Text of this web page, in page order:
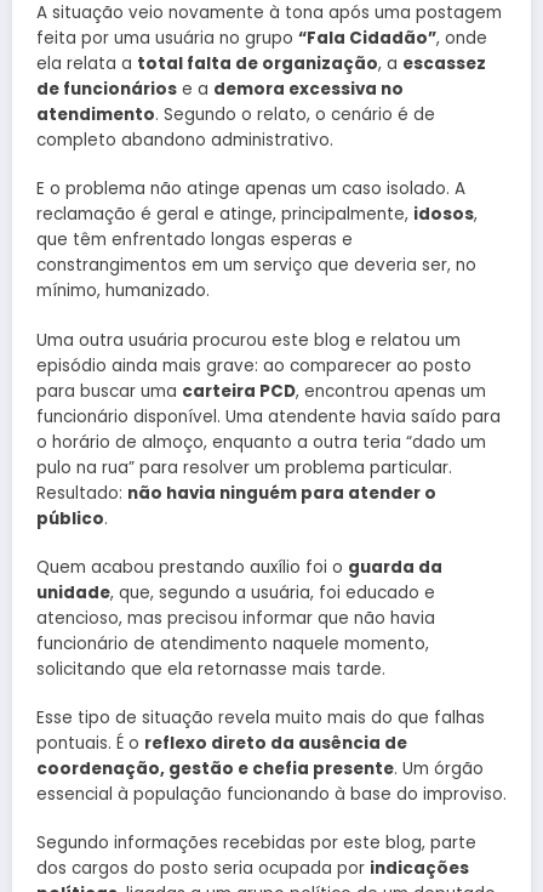
A situação veio novamente à tona após uma postagem
feita por uma usuária no grupo “Fala Cidadão”, onde
ela relata a total falta de organização, a escassez
de funcionários e a demora excessiva no
atendimento. Segundo o relato, o cenário é de
completo abandono administrativo.
E o problema não atinge apenas um caso isolado. A
reclamação é geral e atinge, principalmente, idosos,
que têm enfrentado longas esperas e
constrangimentos em um serviço que deveria ser, no
mínimo, humanizado.
Uma outra usuária procurou este blog e relatou um
episódio ainda mais grave: ao comparecer ao posto
para buscar uma carteira PCD, encontrou apenas um
funcionário disponível. Uma atendente havia saído para
o horário de almoço, enquanto a outra teria “dado um
pulo na rua” para resolver um problema particular.
Resultado: não havia ninguém para atender o
público.
Quem acabou prestando auxílio foi o guarda da
unidade, que, segundo a usuária, foi educado e
atencioso, mas precisou informar que não havia
funcionário de atendimento naquele momento,
solicitando que ela retornasse mais tarde.
Esse tipo de situação revela muito mais do que falhas
pontuais. É o reflexo direto da ausência de
coordenação, gestão e chefia presente. Um órgão
essencial à população funcionando à base do improviso.
Segundo informações recebidas por este blog, parte
dos cargos do posto seria ocupada por indicações